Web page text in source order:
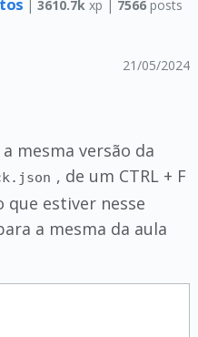
| 3610.7k xp | 7566posts
21/05/2024
mesma versão da
, de um CTRL + F
que estiver nesse
a mesma da aula